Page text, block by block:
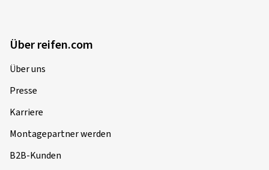
Über reifen.com
Über uns
Presse
Karriere
Montagepartner werden
B2B-Kunden